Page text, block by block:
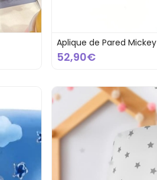
Aplique de Pared Mickey
52,90€